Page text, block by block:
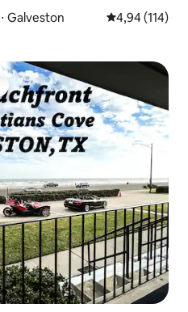
Galveston Évaluation
4,94 (114)
plus appréciés